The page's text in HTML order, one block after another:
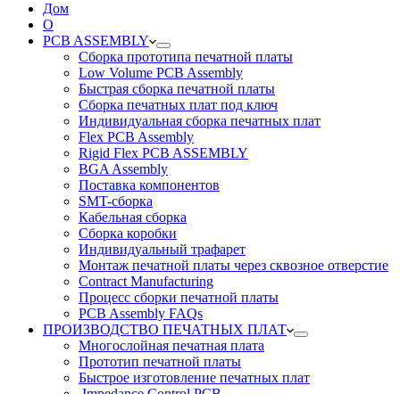
Дом
О
PCB ASSEMBLY
Сборка прототипа печатной платы
Low Volume PCB Assembly
Быстрая сборка печатной платы
Сборка печатных плат под ключ
Индивидуальная сборка печатных плат
Flex PCB Assembly
Rigid Flex PCB ASSEMBLY
BGA Assembly
Поставка компонентов
SMT-сборка
Кабельная сборка
Сборка коробки
Индивидуальный трафарет
Монтаж печатной платы через сквозное отверстие
Contract Manufacturing
Процесс сборки печатной платы
PCB Assembly FAQs
ПРОИЗВОДСТВО ПЕЧАТНЫХ ПЛАТ
Многослойная печатная плата
Прототип печатной платы
Быстрое изготовление печатных плат